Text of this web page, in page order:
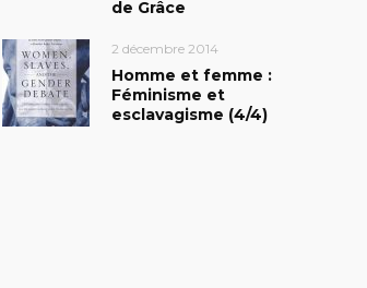
de Grâce
2 décembre 2014
Homme et femme :
Féminisme et
esclavagisme (4/4)